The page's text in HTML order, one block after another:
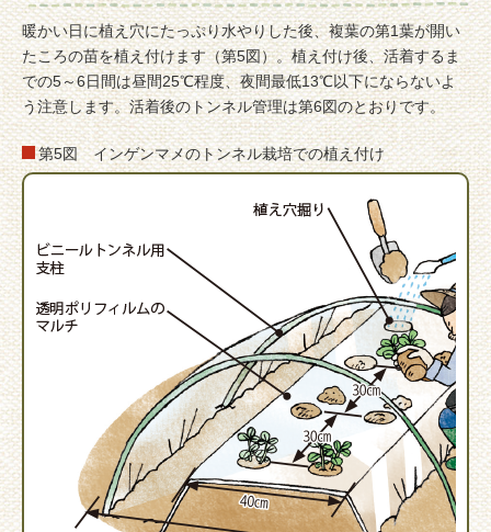
暖かい日に植え穴にたっぷり水やりした後、複葉の第1葉が開い
たころの苗を植え付けます（第5図）。植え付け後、活着するま
での5～6日間は昼間25℃程度、夜間最低13℃以下にならないよ
う注意します。活着後のトンネル管理は第6図のとおりです。
第5図 インゲンマメのトンネル栽培での植え付け